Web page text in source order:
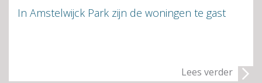
In Amstelwijck Park zijn de woningen te gast
Lees verder